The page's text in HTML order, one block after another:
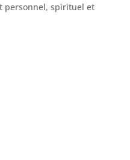
personnel, spirituel et